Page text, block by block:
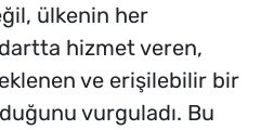
ülkenin her
hizmet veren,
ve erişilebilir bir
vurguladı. Bu